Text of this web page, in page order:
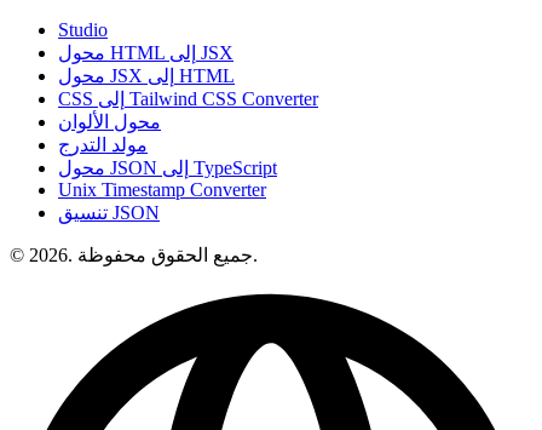
Studio
محول HTML إلى JSX
محول JSX إلى HTML
CSS إلى Tailwind CSS Converter
محول الألوان
مولد التدرج
محول JSON إلى TypeScript
Unix Timestamp Converter
تنسيق JSON
© 2026. جميع الحقوق محفوظة.